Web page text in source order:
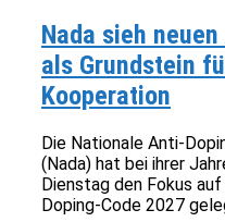
Nada sieh
als Grundstein
Kooperation
Die Nationale Anti-
(Nada) hat bei ihrer
Dienstag den Fokus
Doping-Code 2027